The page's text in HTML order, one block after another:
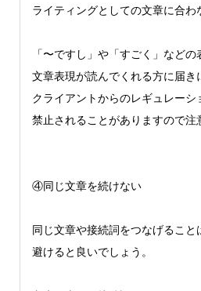
ライティングとしての文章に合わ
「〜ですし」や「すごく」など
文章表現が読んでくれる方に届き
クライアントからのレギュレーシ
禁止されることがありますので注
④同じ文章を続けない
同じ文章や接続詞をつなげること
避けると良いでしょう。